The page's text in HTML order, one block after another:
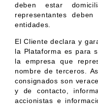
deben estar
representantes
entidades.
El Cliente declara y
la Plataforma es para
la empresa que
nombre de terceros.
consignados son
y de contacto,
accionistas e